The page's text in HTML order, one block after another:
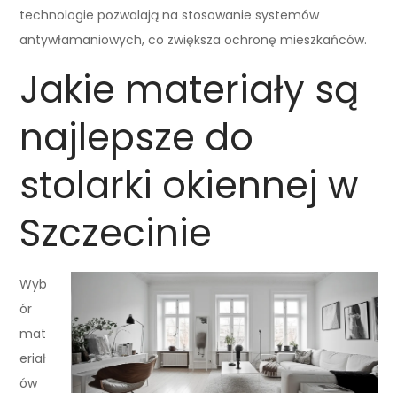
technologie pozwalają na stosowanie systemów
antywłamaniowych, co zwiększa ochronę mieszkańców.
Jakie materiały są
najlepsze do
stolarki okiennej w
Szczecinie
Wyb
ór
mat
eriał
ów